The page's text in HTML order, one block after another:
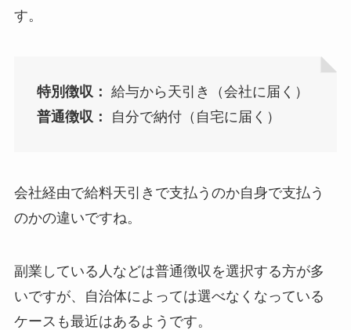
す。
特別徴収： 給与から天引き（会社に届く）
普通徴収：
自分で納付（自宅に届く）
会社経由で給料天引きで支払うのか自身で支払う
のかの違いですね。
副業している人などは普通徴収を選択する方が多
いですが、自治体によっては選べなくなっている
ケースも最近はあるようです。